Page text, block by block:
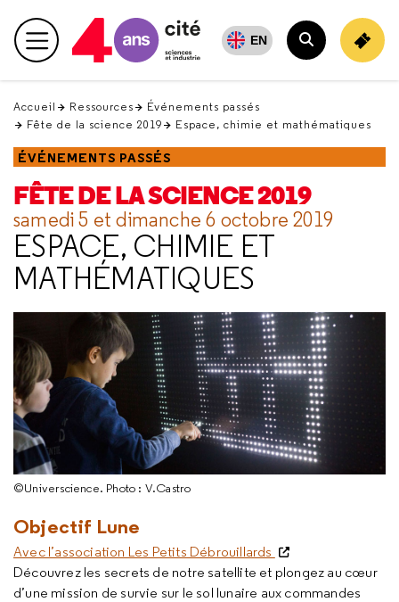
en
haut Menu principal EN
Rechercher
Accueil Ressources
Événements passés
Fête de la science 2019
Espace, chimie et mathématiques
ÉVÉNEMENTS PASSÉS
FÊTE DE LA SCIENCE 2019
samedi 5 et dimanche 6 octobre 2019
ESPACE, CHIMIE ET
MATHÉMATIQUES
©Universcience. Photo : V.Castro
Objectif Lune
Avec l’association Les Petits Débrouillards
Découvrez les secrets de notre satellite et plongez au cœur
d’une mission de survie sur le sol lunaire aux commandes